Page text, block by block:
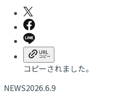
コピーされました。
NEWS2026.6.9